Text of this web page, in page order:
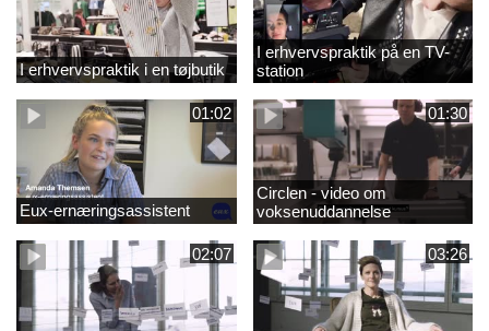
I erhvervspraktik i en tøjbutik
I erhvervspraktik på en TV-
station
01:02
Eux-ernæringsassistent
01:30
Circlen - video om
voksenuddannelse
02:07 03:26